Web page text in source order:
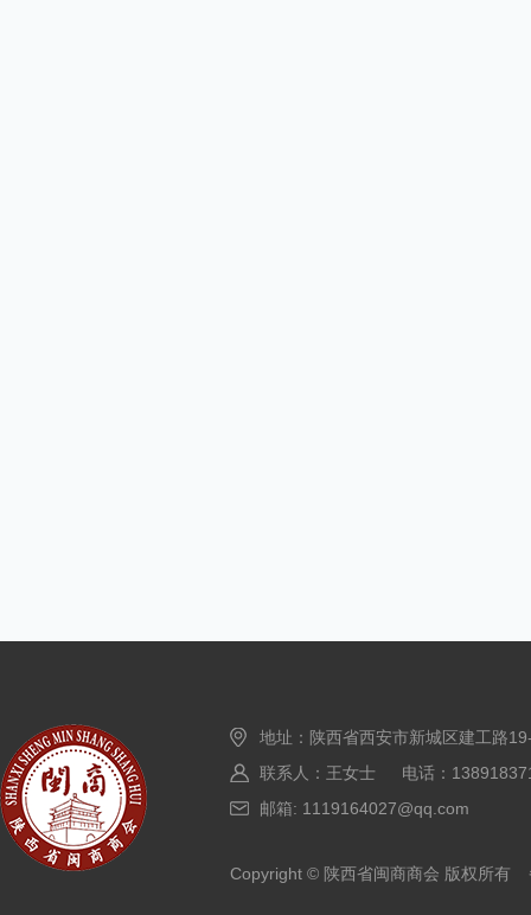
地址：陕西省西安市新城区建工路
联系人：王女士 电话：
邮箱: 1119164027@qq.com
Copyright © 陕西省闽商商会 版权所有